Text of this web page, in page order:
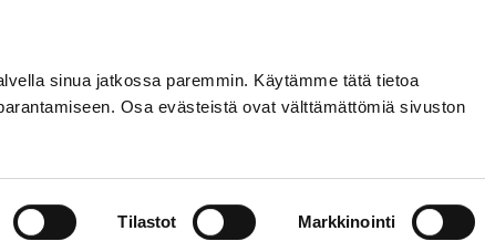
sinua jatkossa paremmin. Käytämme tätä tietoa
Osa evästeistä ovat välttämättömiä sivuston
Tilastot Markkinointi